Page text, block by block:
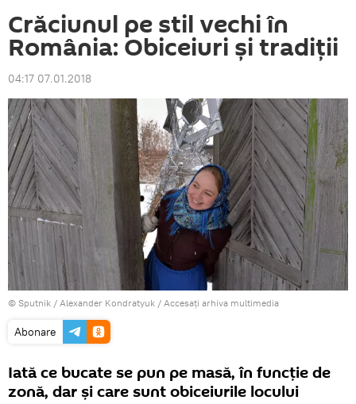
Crăciunul pe stil vechi în
România: Obiceiuri şi tradiţii
04:17 07.01.2018
© Sputnik / Alexander Kondratyuk / Accesați arhiva multimedia
Abonare
Iată ce bucate se pun pe masă, în funcţie de
zonă, dar şi care sunt obiceiurile locului